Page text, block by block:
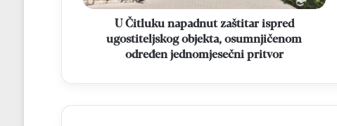
određen
jednomjesečni
pritvor
U Čitluku napadnut zaštitar ispred
ugostiteljskog objekta, osumnjičenom
određen jednomjesečni pritvor